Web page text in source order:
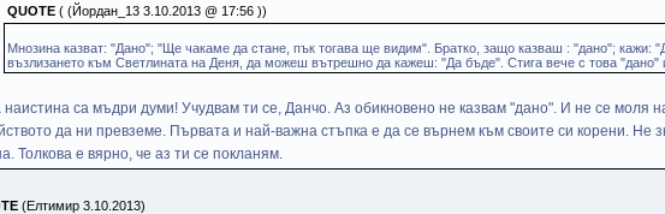
QUOTE ( (Йордан_13 3.10.2013 @ 17:56 ))
Мнозина казват: "Дано"; "Ще чакаме да стане, пък тогава ще видим". Братко, защо казваш : "дано"; кажи:
възлизането към Светлината на Деня, да можеш вътрешно да кажеш: "Да бъде". Стига вече с това "дано"
наистина са мъдри думи! Учудвам ти се, Данчо. Аз обикновено не казвам "дано". И не се
да ни превземе. Първата и най-важна стъпка е да се върнем към своите си корени. Не
Толкова е вярно, че аз ти се покланям.
(Елтимир 3.10.2013)